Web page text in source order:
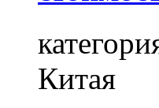
Китая